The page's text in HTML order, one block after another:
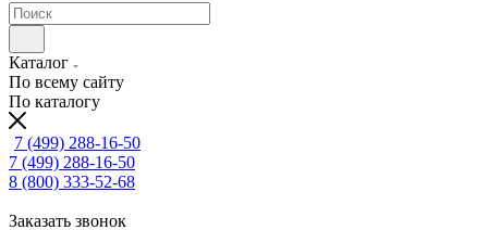
Каталог
По всему сайту
По каталогу
7 (499) 288-16-50
7 (499) 288-16-50
8 (800) 333-52-68
Заказать звонок